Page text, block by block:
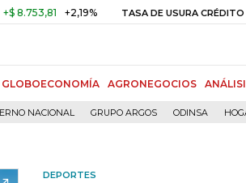
+2,19% TASA DE USURA CRÉDITO CONSUMO
GLOBOECONOMÍA AGRONEGOCIOS
NACIONAL GRUPO ARGOS ODINSA
DEPORTES